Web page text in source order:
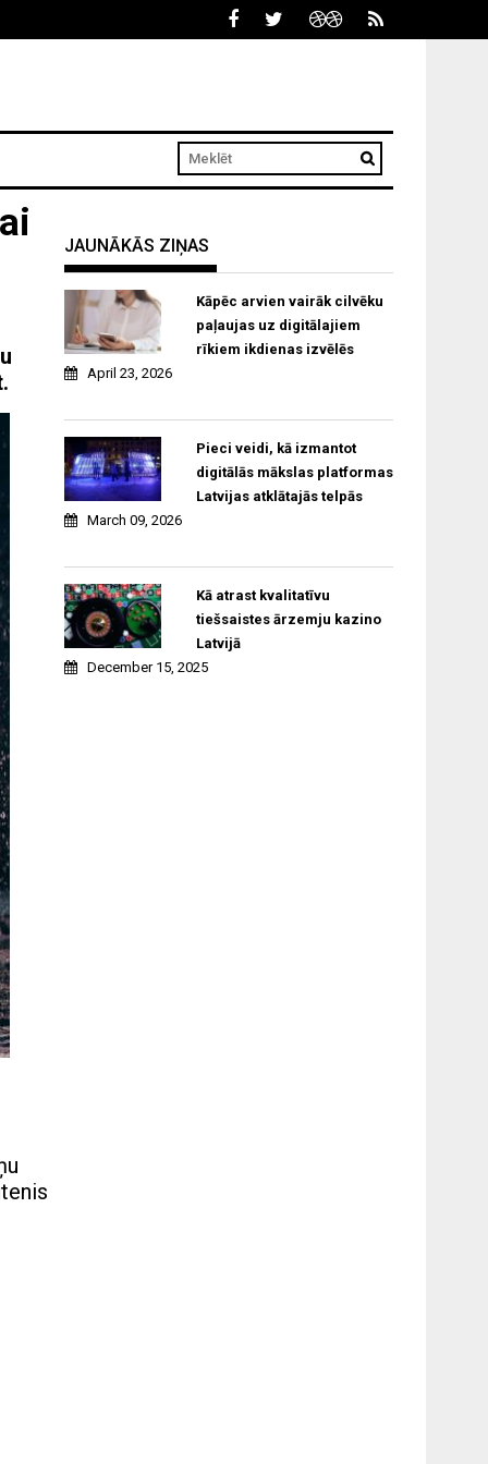
JAUNĀKĀS ZIŅAS
Kāpēc arvien vairāk cilvēku
paļaujas uz digitālajiem
rīkiem ikdienas izvēlēs
April 23, 2026
Pieci veidi, kā izmantot
digitālās mākslas platformas
Latvijas atklātajās telpās
March 09, 2026
Kā atrast kvalitatīvu
tiešsaistes ārzemju kazino
Latvijā
December 15, 2025